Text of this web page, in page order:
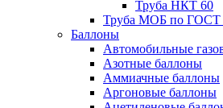
Труба НКТ 60
Труба МОБ по ГОСТ
Баллоны
Автомобильные
Азотные баллоны
Аммиачные баллоны
Аргоновые баллоны